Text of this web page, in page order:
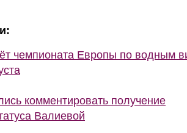
чемпионата Европы по водным
комментировать получение
Валиевой